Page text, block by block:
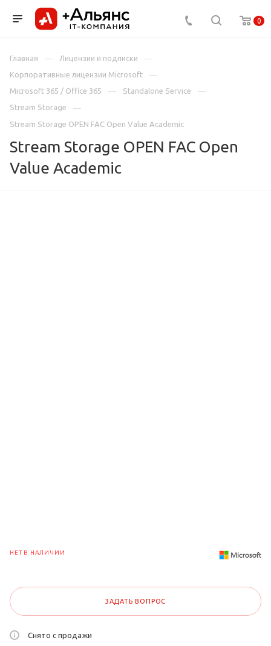
0
Главная
Лицензии и подписки
Корпоративные лицензии Microsoft
Microsoft 365 / Office 365
Standalone Service
Stream Storage
Stream Storage OPEN FAC Open Value Academic
Stream Storage OPEN FAC Open
Value Academic
НЕТ В НАЛИЧИИ
ЗАДАТЬ ВОПРОС
Снято с продажи